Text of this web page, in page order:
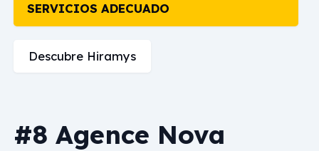
SERVICIOS ADECUADO
Descubre Hiramys
#8 Agence Nova